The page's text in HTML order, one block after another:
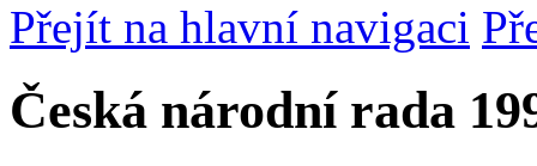
Přejít na hlavní navigaci
Česká národní rada